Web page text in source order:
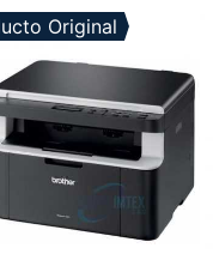
Original